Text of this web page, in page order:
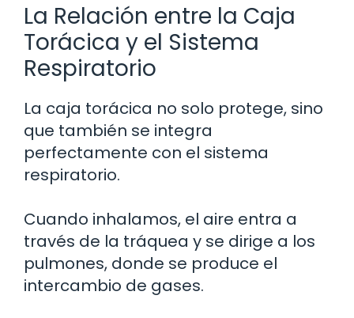
La Relación entre la Caja
Torácica y el Sistema
Respiratorio
La caja torácica no solo protege, sino
que también se integra
perfectamente con el sistema
respiratorio.
Cuando inhalamos, el aire entra a
través de la tráquea y se dirige a los
pulmones, donde se produce el
intercambio de gases.